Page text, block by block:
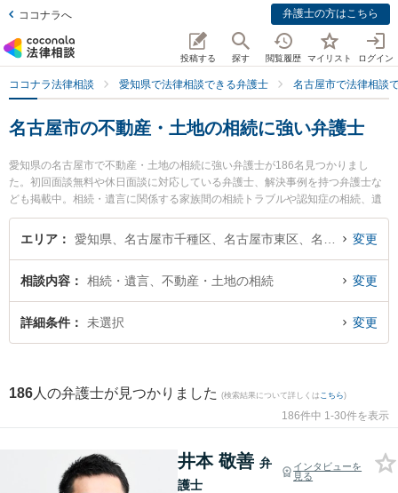
ココナラへ 弁護士の方はこちら
投稿する 探す 閲覧履歴 マイリスト ログイン
ココナラ法律相談 愛知県で法律相談できる弁護士 名古屋市で法律相談
名古屋市の不動産・土地の相続に強い弁護士
愛知県の名古屋市で不動産・土地の相続に強い弁護士が186名見つかりまし
た。初回面談無料や休日面談に対応している弁護士、解決事例を持つ弁護士な
ども掲載中。相続・遺言に関係する家族間の相続トラブルや認知症の相続、遺
産分割等の細かな分野での絞り込み検索もでき便利です。特に弁護士法人ALG
＆Associates 名古屋法律事務所の井本 敬善弁護士やTK法律事務所の立川 諒輔
産・土地の相続のトラブルを今すぐに弁護士に相談したい』『不動産・土地の
相続のトラブル解決の実績豊富な近くの弁護士を検索したい』『初回相談無料
で不動産・土地の相続を法律相談できる名古屋市内の弁護士に相談予約した
エリア 変更
相談内容 相続・遺言、不動産・土地の相続 変更
詳細条件 未選択 変更
186 人の弁護士が見つかりました (検索結果について詳しくは こちら)
186件中 1-30件を表示
井本 敬善 弁
護士
インタビューを
見る